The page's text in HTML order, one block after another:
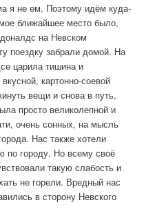
я не ем. Поэтому идём куда-
ближайшее место было,
на Невском
поездку забрали домой. На
царила тишина и
картонно-соевой
вещи и снова в путь,
просто великолепной и
очень сонных, на мысль
Нас также хотели
по городу. Но всему своё
такую слабость и
не горели. Вредный нас
в сторону Невского